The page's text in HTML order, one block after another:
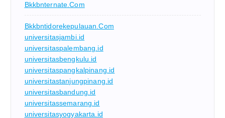
Bkkbnternate.com
Bkkbntidorekepulauan.com
universitasjambi.id
universitaspalembang.id
universitasbengkulu.id
universitaspangkalpinang.id
universitastanjungpinang.id
universitasbandung.id
universitassemarang.id
universitasyogyakarta.id